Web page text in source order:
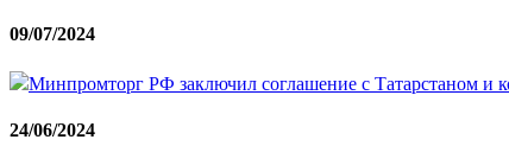
09/07/2024
Минпромторг РФ заключил соглашение с Татарстаном и
24/06/2024